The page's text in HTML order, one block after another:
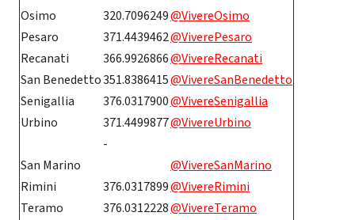
Osimo
320.7096249@VivereOsimo
Pesaro
371.4439462@ViverePesaro
Recanati
366.9926866@VivereRecanati
San Benedetto351.8386415@VivereSanBenedetto
Senigallia
376.0317900@VivereSenigallia
Urbino
371.4499877@VivereUrbino
-
San Marino
@VivereSanMarino
Rimini
376.0317899@VivereRimini
Teramo
376.0312228@VivereTeramo